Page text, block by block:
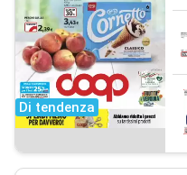
Di tendenza